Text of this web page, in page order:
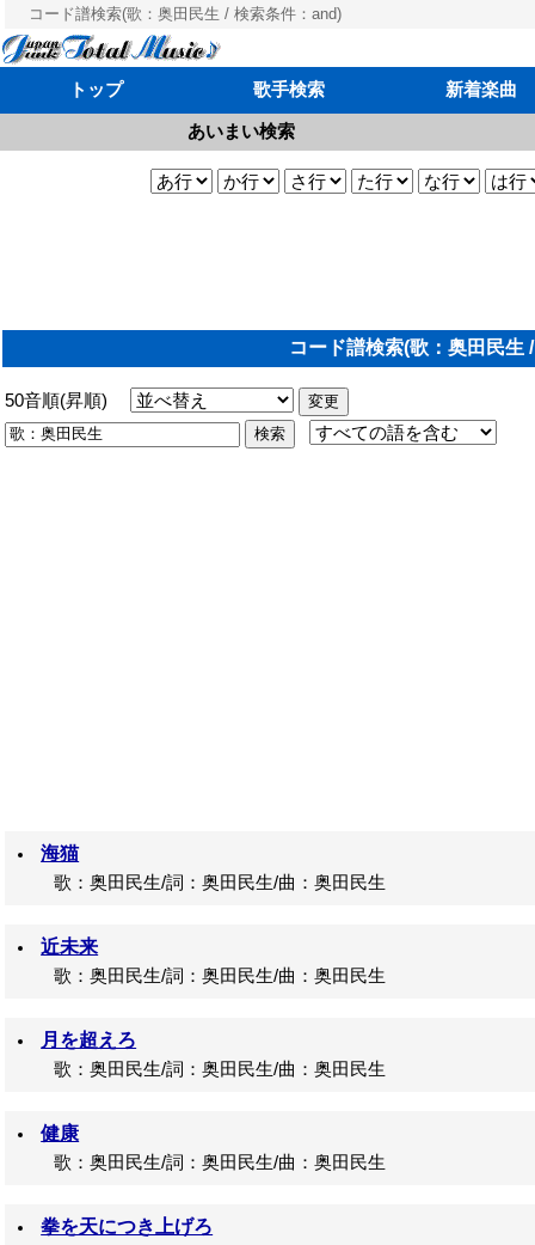
コード譜検索(歌：奥田民生 / 検索条件：and)
トップ 歌手検索 新着楽曲
あいまい検索
コード譜検索(歌：奥田民生
50音順(昇順)
海猫
歌：奥田民生/詞：奥田民生/曲：奥田民生
近未来
歌：奥田民生/詞：奥田民生/曲：奥田民生
月を超えろ
歌：奥田民生/詞：奥田民生/曲：奥田民生
健康
歌：奥田民生/詞：奥田民生/曲：奥田民生
拳を天につき上げろ